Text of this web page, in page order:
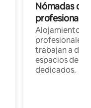
Nómadas
Alojamientos
profesionales
trabajan a
espacios de
dedicados.